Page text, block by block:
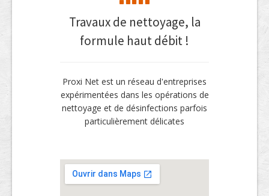
Travaux de nettoyage, la
formule haut débit !
Proxi Net est un réseau d'entreprises
expérimentées dans les opérations de
nettoyage et de désinfections parfois
particulièrement délicates